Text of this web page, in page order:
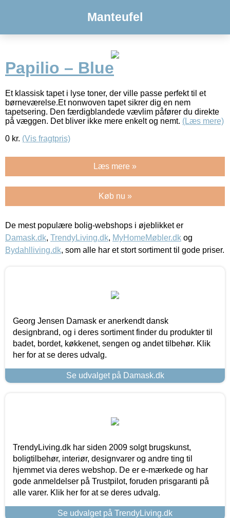
Manteufel
Papilio – Blue
Et klassisk tapet i lyse toner, der ville passe perfekt til et
børneværelse.Et nonwoven tapet sikrer dig en nem
tapetsering. Den færdigblandede vævlim påfører du direkte
på væggen. Det bliver ikke mere enkelt og nemt. (Læs mere)
0 kr. (Vis fragtpris)
Læs mere »
Køb nu »
De mest populære bolig-webshops i øjeblikket er
Damask.dk, TrendyLiving.dk, MyHomeMøbler.dk og
Bydahlliving.dk, som alle har et stort sortiment til gode priser.
Georg Jensen Damask er anerkendt dansk
designbrand, og i deres sortiment finder du produkter til
badet, bordet, køkkenet, sengen og andet tilbehør. Klik
her for at se deres udvalg.
Se udvalget på Damask.dk
TrendyLiving.dk har siden 2009 solgt brugskunst,
boligtilbehør, interiør, designvarer og andre ting til
hjemmet via deres webshop. De er e-mærkede og har
gode anmeldelser på Trustpilot, foruden prisgaranti på
alle varer. Klik her for at se deres udvalg.
Se udvalget på TrendyLiving.dk